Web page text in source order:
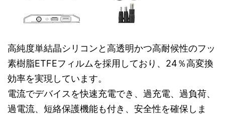
高純度単結晶シリコンと高透明かつ高耐候性のフッ
素樹脂ETFEフィルムを採用しており、24％高変換
効率を実現しています。
電流でデバイスを快速充電でき、過充電、過負荷、
過電流、短絡保護機能も付き、安全性を確保しま